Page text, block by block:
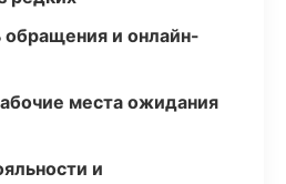
обращения и онлайн-
места ожидания
и